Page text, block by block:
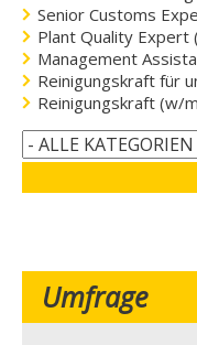
Senior Customs
Plant Quality Expert
Management
Reinigungskraft für
Reinigungskraft (w/
Umfrage